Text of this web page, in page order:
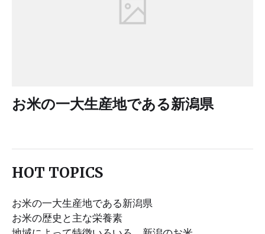
お米の一大生産地である新潟県
HOT TOPICS
お米の一大生産地である新潟県
お米の歴史と主な栄養素